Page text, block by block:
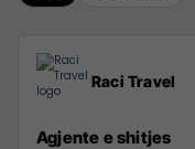
Raci Travel
Agjente e shitjes